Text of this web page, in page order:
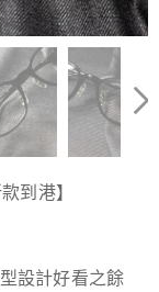
到港】
設計好看之餘